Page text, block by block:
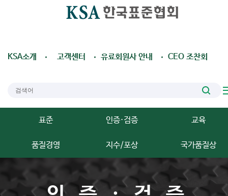
KSA소개 고객센터 유료회원사 안내 CEO 조찬회
표준 인증·검증 교육
품질경영 지수/포상 국가품질상